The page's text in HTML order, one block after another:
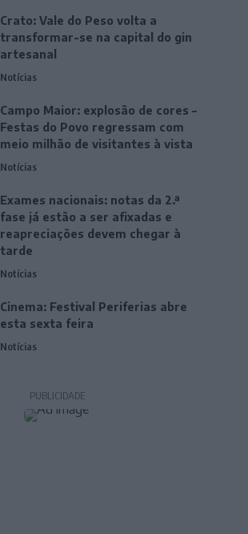
Crato: Vale do Peso volta a
transformar-se na capital do gin
artesanal
Notícias
Campo Maior: explosão de cores –
Festas do Povo regressam com
meio milhão de visitantes à vista
Notícias
Exames nacionais: notas da 2.ª
fase já estão a ser afixadas e
reapreciações devem chegar à
tarde
Notícias
Cinema: Festival Periferias abre
esta sexta feira
Notícias
PUBLICIDADE